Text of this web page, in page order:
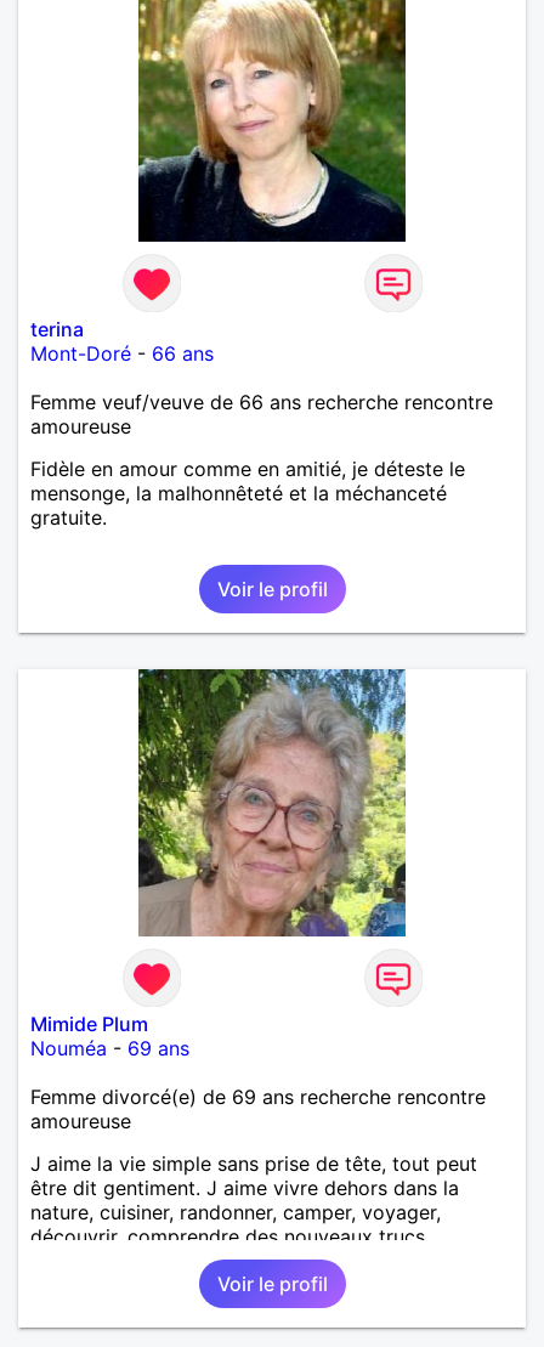
terina
Mont-Doré - 66 ans
Femme veuf/veuve de 66 ans recherche rencontre
amoureuse
Fidèle en amour comme en amitié, je déteste le
mensonge, la malhonnêteté et la méchanceté
gratuite.
Voir le profil
Mimide Plum
Nouméa - 69 ans
Femme divorcé(e) de 69 ans recherche rencontre
amoureuse
J aime la vie simple sans prise de tête, tout peut
être dit gentiment. J aime vivre dehors dans la
nature, cuisiner, randonner, camper, voyager,
découvrir, comprendre des nouveaux trucs
techniques et sur la vie des êtres vivants. J aime
danser, faire la fête. Je ne bois pratiquement pas d
alcool, je fume rarement, je ris souvent. Je cherche
un vrai amoureux pour continuer à profiter de la vie
Voir le profil